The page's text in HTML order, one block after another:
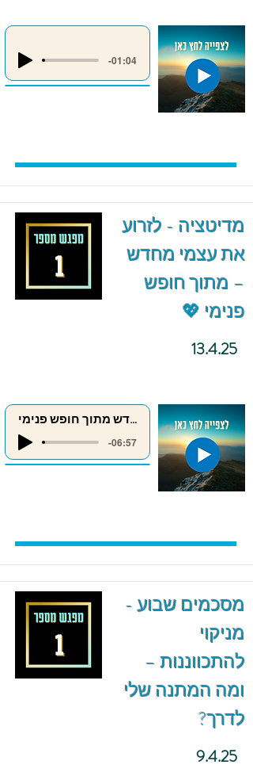
-01:04
מדיטציה - לזרוע
את עצמי מחדש
– מתוך חופש
פנימי 💖
13.4.25
לזרוע את עצמי מחדש מתוך חופש פנימי
-06:57
מסכמים שבוע -
מניקוי
להתכווננות –
ומה המתנה שלי
לדרך?
9.4.25